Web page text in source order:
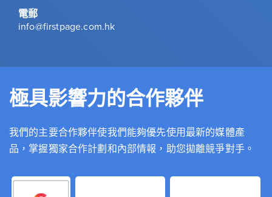
電郵
info@firstpage.com.hk
極具影響力的合作夥伴
我們的主要合作夥伴使我們能夠優先使用最新的媒體產
品，掌握獨家合作計劃和內部情報，助您拋離競爭對手。